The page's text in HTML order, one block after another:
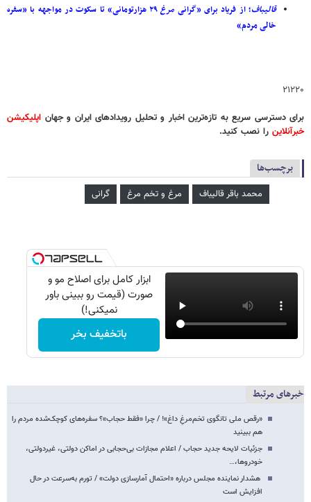
قالیباف؛ از فریاد برای «گرانی مرغ
۲۹ هزارتومانی» تا سکوت در مواجهه با «سفره
خالی مردم»
۲۱۲۲۰
برای دسترسی سریع به تازه‌ترین اخبار و تحلیل‌ رویدادهای ایران و جهان اپلیکیشن
خبرآنلاین را نصب کنید.
برچسب‌ها
محمد باقر قالیباف مرغ و تخم مرغ گرانی
ابزار کامل برای اصلاح مو و
صورت (قیمت رو ببینی باور
نمیکنی!)
باتخفیف بخر
خبرهای مرتبط
«رقص ملی تانگوی تخم‌مرغِ داغ»! / چرا «فقط حجاب»؟ سفره‌های کوچک‌شده مردم را
هم ببینید
جزئیات لایحه جدید حجاب / اعلام مجازات بی‌حجابی در اماکن دولتی، غیردولتی،
خودروها،…
هشدار نماینده مجلس درباره «احتمال آمارسازی دولت» / تورم به‌سرعت در حال
افزایش است